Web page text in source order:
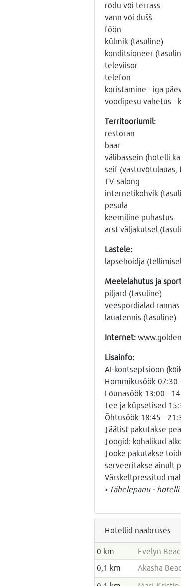
rõdu või terrass
vann või dušš
föön
külmik (tasuline)
konditsioneer
televiisor
telefon
koristamine - iga
voodipesu vahetus -
Territooriumil:
restoran
baar
välibassein (hotelli
seif (vastuvõtulauas,
TV-salong
internetikohvik
pesula
keemiline puhastus
arst väljakutsel
Lastele:
lapsehoidja
Meelelahutus ja
piljard (tasuline)
veespordialad
lauatennis (tasuline)
Internet:
Lisainfo:
AI-kontseptsioon
Hommikusöök 07:30
Lõunasöök 13:00 -
Tee ja küpsetised
Õhtusöök 18:45 -
Jäätist pakutakse
Joogid: kohalikud
Jooke pakutakse
serveeritakse ainult
Värskeltpressitud
• Tähelepanu -
Hotellid naabruses
0 km
Evelyn
0,1 km
Akasha